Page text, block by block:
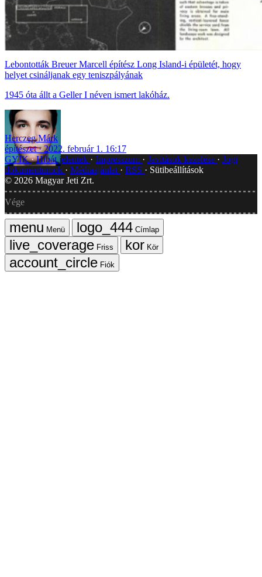
Lebontották Breuer Marcell építész Long Island-i épületét, hogy
helyet csináljanak egy teniszpályának
1945 óta állt a Geller I néven ismert lakóház.
Herczeg Márk
építészet
2022. február 1. 16:17
GYIK Hibát jelentek Impresszum Javítások kezelése
Jogi
dokumentumok
Médiaajánlat RSS
Sütibeállítások
© 2026 Magyar Jeti Zrt.
Vége
Menü
Címlap
Friss
Kör
Fiók